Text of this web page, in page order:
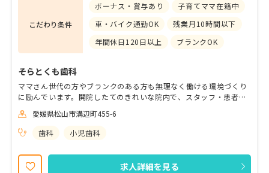
こだわり条件
ボーナス・賞与あり
子育てママ在籍中
車・バイク通勤OK
残業月10時間以下
年間休日120日以上
ブランクOK
そらとくも歯科
ママさん世代の方やブランクのある方も無理なく働ける環境づくり
に励んでいます。開院したてのきれいな院内で、スタッフ・患者さ
愛媛県松山市溝辺町455-6
歯科
小児歯科
求人詳細を見る